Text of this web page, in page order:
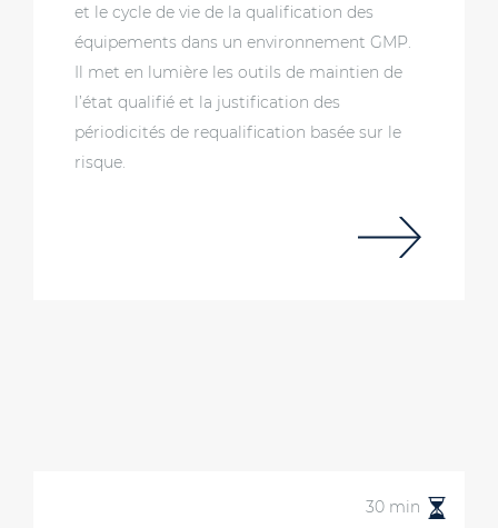
et le cycle de vie de la qualification des
équipements dans un environnement GMP.
Il met en lumière les outils de maintien de
l’état qualifié et la justification des
périodicités de requalification basée sur le
risque.
30 min